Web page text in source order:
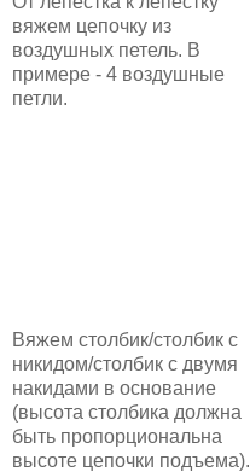
вяжем цепочку из
воздушных петель. В
примере - 4 воздушные
петли.
Вяжем столбик/столбик с
никидом/столбик с двумя
накидами в основание
(высота столбика должна
быть пропорциональна
высоте цепочки подъема).